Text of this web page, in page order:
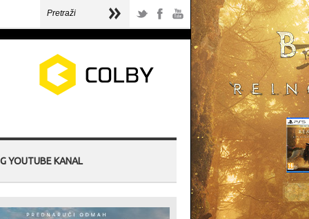
YOUTUBE KANAL